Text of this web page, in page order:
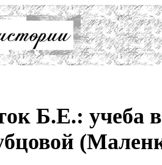
Б.Е.: учеба